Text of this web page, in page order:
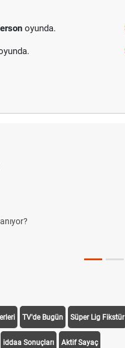
oyunda.
TV'de Bugün Süper Lig Fikstür
iddaa Sonuçları Aktif Sayaç